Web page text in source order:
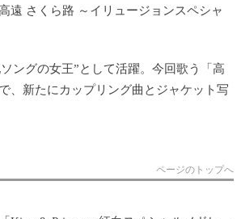
遠 さくら路 ～イリュージョンスペシャ
ソングの女王”として活躍。今回歌う「高
、新たにカップリング曲とジャケット写
ページのトップへ